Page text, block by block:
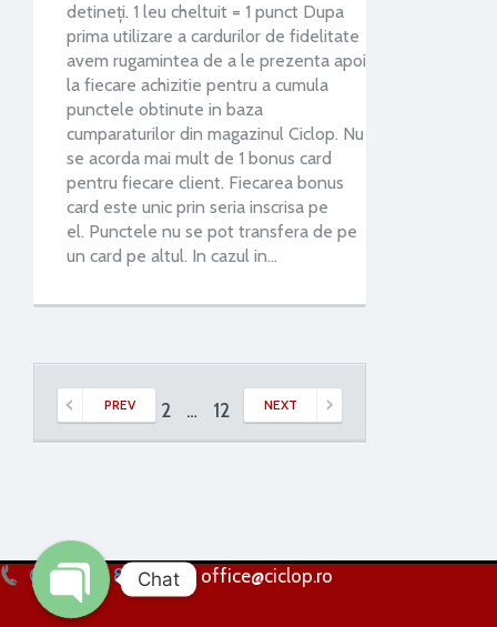
detineţi. 1 leu cheltuit = 1 punct Dupa
prima utilizare a cardurilor de fidelitate
avem rugamintea de a le prezenta apoi
la fiecare achizitie pentru a cumula
punctele obtinute in baza
cumparaturilor din magazinul Ciclop. Nu
se acorda mai mult de 1 bonus card
pentru fiecare client. Fiecarea bonus
card este unic prin seria inscrisa pe
el. Punctele nu se pot transfera de pe
un card pe altul. In cazul in…
PREV NEXT
2 … 12
0256 224 838 office@ciclop.ro
Chat